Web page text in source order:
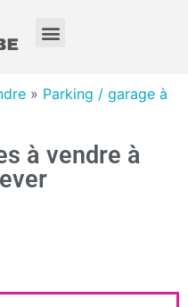
» Parking / garage à
à vendre à